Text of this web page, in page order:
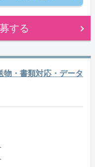
する
・書類対応・データ